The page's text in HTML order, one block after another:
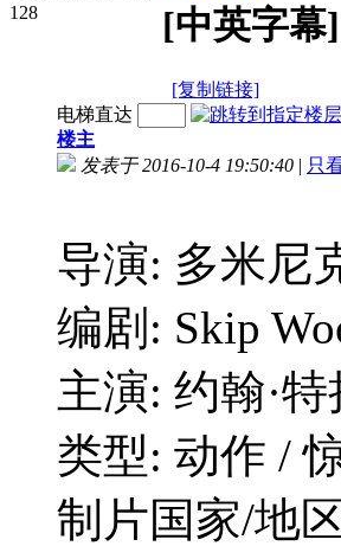
128
[中英字幕]
[复制链接]
电梯直达
楼主
发表于 2016-10-4 19:50:40 | 只
导演: 多米尼
编剧: Skip
主演: 约翰·
类型: 动作 /
制片国家/地